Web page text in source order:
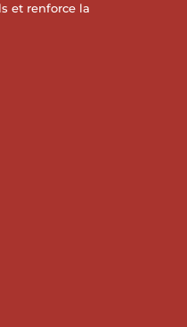
et renforce la